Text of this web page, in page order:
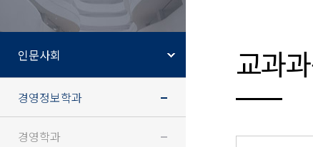
인문사회
경영정보학과
경영학과
교과